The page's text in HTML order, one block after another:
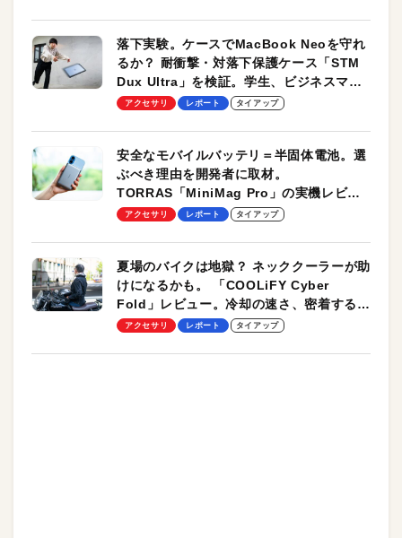
落下実験。ケースでMacBook Neoを守れ
るか？ 耐衝撃・対落下保護ケース「STM
Dux Ultra」を検証。学生、ビジネスマン
のモバイルユースに最適！
アクセサリ レポート タイアップ
安全なモバイルバッテリ＝半固体電池。選
ぶべき理由を開発者に取材。
TORRAS「MiniMag Pro」の実機レビュ
ーも
アクセサリ レポート タイアップ
夏場のバイクは地獄？ ネッククーラーが助
けになるかも。 「COOLiFY Cyber
Fold」レビュー。冷却の速さ、密着する冷
却プレート、シンプルな操作性がグッド！
アクセサリ レポート タイアップ